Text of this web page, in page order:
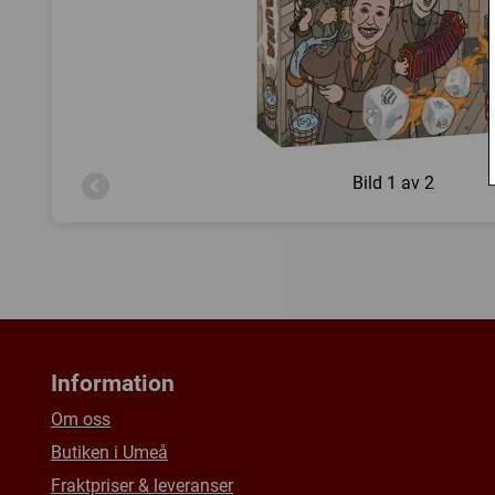
Bild 1 av 2
Information
Om oss
Butiken i Umeå
Fraktpriser & leveranser